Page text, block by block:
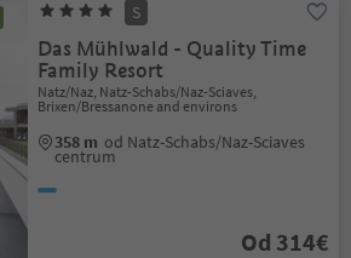
S
Das Mühlwald - Quality Time
Family Resort
Natz/Naz, Natz-Schabs/Naz-Sciaves,
Brixen/Bressanone and environs
358 m od Natz-Schabs/Naz-Sciaves
centrum
Od 314€